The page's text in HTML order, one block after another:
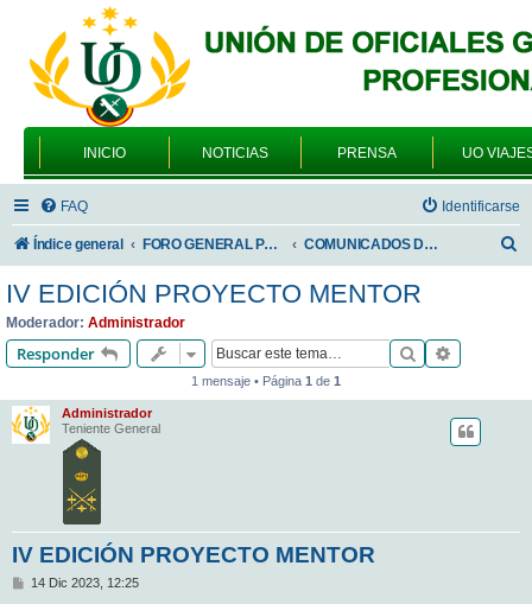
INICIO NOTICIAS PRENSA UO
FAQ Identificarse
Índice general FORO GENERAL PARA TODOS LOS USUARIOS COMUNICADOS DE LA UNIÓN DE OFICIALES
r
IV EDICIÓN PROYECTO MENTOR
Moderador: Administrador
Responder Buscar
1 mensaje • Página 1 de 1
Administrador
Teniente General
IV EDICIÓN PROYECTO MENTOR
M14 Dic 2023, 12:25